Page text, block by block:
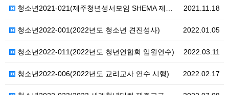
2021.11.18
청소년2021-021(제주청년성서모임 SHEMA 제주 …
2022.01.05
청소년2022-001(2022년도 청소년 견진성사)
2022.03.11
청소년2022-011(2022년도 청년연합회 임원연수)
2022.02.17
청소년2022-006(2022년도 교리교사 연수 시행)